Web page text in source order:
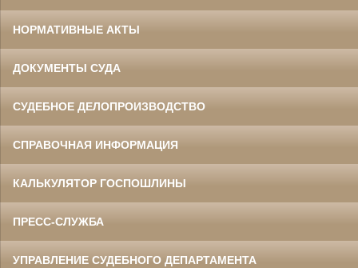
НОРМАТИВНЫЕ АКТЫ
ДОКУМЕНТЫ СУДА
СУДЕБНОЕ ДЕЛОПРОИЗВОДСТВО
СПРАВОЧНАЯ ИНФОРМАЦИЯ
КАЛЬКУЛЯТОР ГОСПОШЛИНЫ
ПРЕСС-СЛУЖБА
УПРАВЛЕНИЕ СУДЕБНОГО ДЕПАРТАМЕНТА